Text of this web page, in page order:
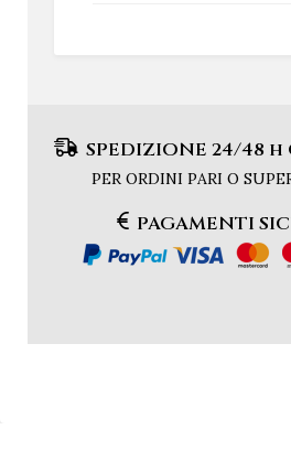
SPEDIZIONE 24/48 h
PER ORDINI PARI O
PAGAMENTI